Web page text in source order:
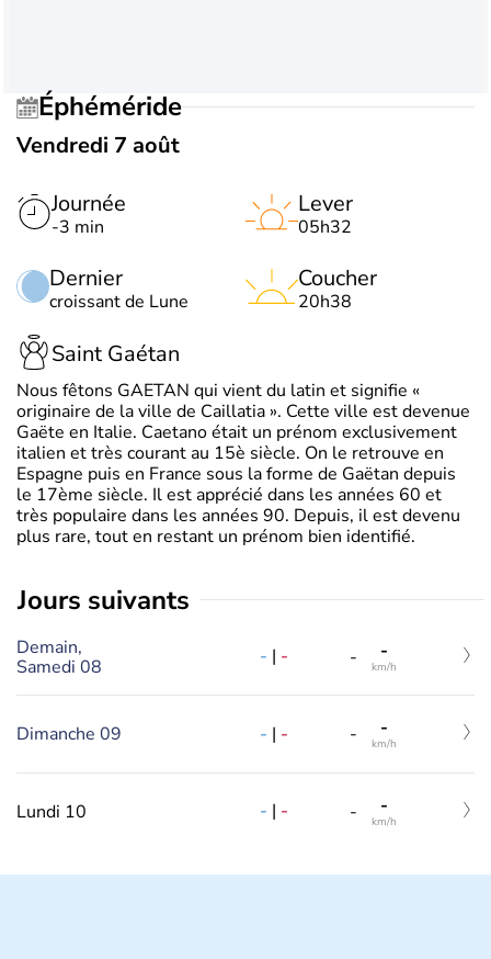
Éphéméride
Vendredi 7 août
Journée
-3 min
Dernier
croissant de Lune
Lever
05h32
Coucher
20h38
Saint Gaétan
Nous fêtons GAETAN qui vient du latin et signifie «
originaire de la ville de Caillatia ». Cette ville est devenue
Gaëte en Italie. Caetano était un prénom exclusivement
italien et très courant au 15è siècle. On le retrouve en
Espagne puis en France sous la forme de Gaëtan depuis
le 17ème siècle. Il est apprécié dans les années 60 et
très populaire dans les années 90. Depuis, il est devenu
plus rare, tout en restant un prénom bien identifié.
jours suivants
Demain,
Samedi 08
- | - - -
km/h
Dimanche 09 - | - - -
km/h
Lundi 10 - | - - -
km/h